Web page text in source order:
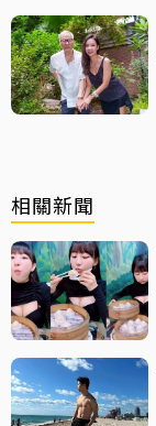
相關新聞